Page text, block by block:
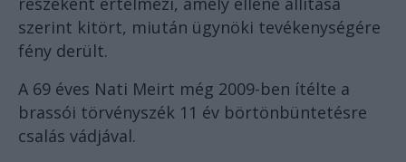
szerint kitört, miután ügynöki tevékenységére
fény derült.
A 69 éves Nati Meirt még 2009-ben ítélte a
brassói törvényszék 11 év börtönbüntetésre
csalás vádjával.